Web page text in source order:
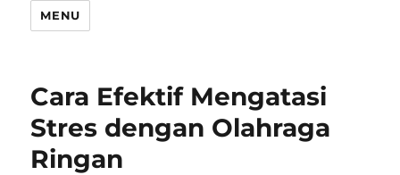
MENU
Cara Efektif Mengatasi
Stres dengan Olahraga
Ringan